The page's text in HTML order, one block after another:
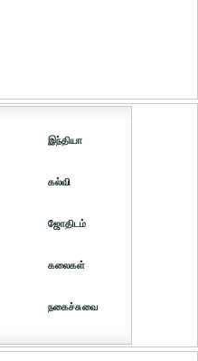
இந்தியா
கல்வி
ஜோதிடம்
கலைகள்
நகைச்சுவை